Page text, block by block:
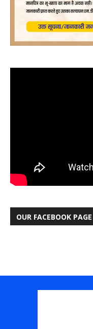
OUR FACEBOOK PAGE